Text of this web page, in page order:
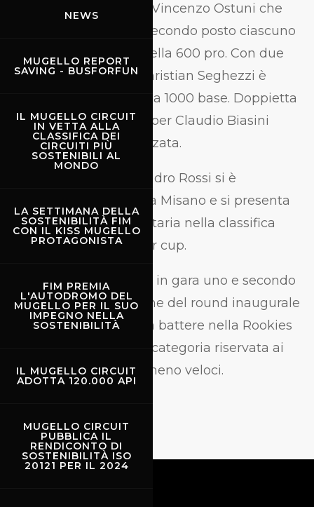
NEWS
MUGELLO REPORT
SAVING - BUSFORFUN
IL MUGELLO CIRCUIT
IN VETTA ALLA
CLASSIFICA DEI
CIRCUITI PIÙ
SOSTENIBILI AL
MONDO
LA SETTIMANA DELLA
SOSTENIBILITÀ FIM
CON IL KISS MUGELLO
PROTAGONISTA
FIM PREMIA
L'AUTODROMO DEL
MUGELLO PER IL SUO
IMPEGNO NELLA
SOSTENIBILITÀ
IL MUGELLO CIRCUIT
ADOTTA 120.000 API
MUGELLO CIRCUIT
PUBBLICA IL
RENDICONTO DI
SOSTENIBILITÀ ISO
20121 PER IL 2024
punti Gabriele Fisco e Vincenzo Ostuni che
con una vittoria e un secondo posto ciascuno
guidano la classifica nella 600 pro. Con due
vittorie consecutive Christian Seghezzi è
capoclassifica categoria 1000 base. Doppietta
al primo round anche per Claudio Biasini
leader nella 1000 avanzata.
Il marchigiano Alessandro Rossi si è
aggiudicato gara due a Misano e si presenta
al Mugello in vetta solitaria nella classifica
generale della Superior cup.
Michele Scuderi primo in gara uno e secondo
in gara due in occasione del round inaugurale
di Misano, è il pilota da battere nella Rookies
Challenge, la speciale categoria riservata ai
piloti meno esperti e meno veloci.